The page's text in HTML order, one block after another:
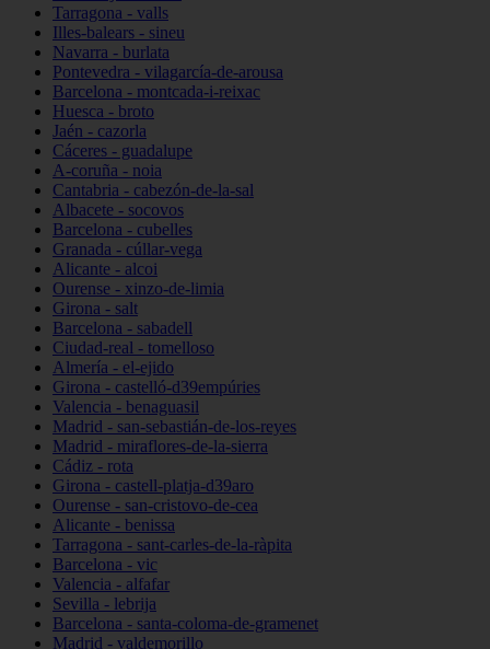
Tarragona - valls
Illes-balears - sineu
Navarra - burlata
Pontevedra - vilagarcía-de-arousa
Barcelona - montcada-i-reixac
Huesca - broto
Jaén - cazorla
Cáceres - guadalupe
A-coruña - noia
Cantabria - cabezón-de-la-sal
Albacete - socovos
Barcelona - cubelles
Granada - cúllar-vega
Alicante - alcoi
Ourense - xinzo-de-limia
Girona - salt
Barcelona - sabadell
Ciudad-real - tomelloso
Almería - el-ejido
Girona - castelló-d39empúries
Valencia - benaguasil
Madrid - san-sebastián-de-los-reyes
Madrid - miraflores-de-la-sierra
Cádiz - rota
Girona - castell-platja-d39aro
Ourense - san-cristovo-de-cea
Alicante - benissa
Tarragona - sant-carles-de-la-ràpita
Barcelona - vic
Valencia - alfafar
Sevilla - lebrija
Barcelona - santa-coloma-de-gramenet
Madrid - valdemorillo